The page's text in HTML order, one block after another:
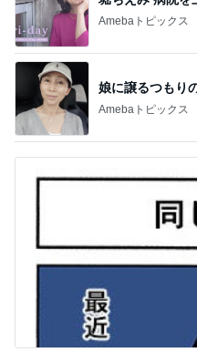
Amebaトピックス
娘に譲るつもり
Amebaトピックス